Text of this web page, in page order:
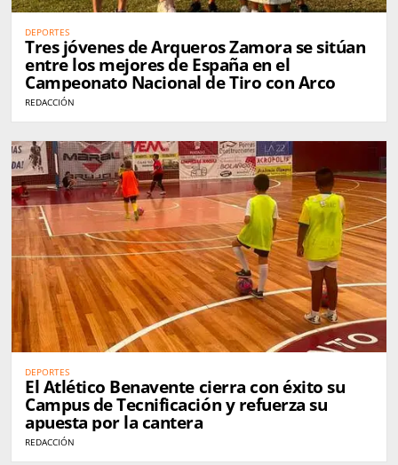
DEPORTES
Tres jóvenes de Arqueros Zamora se sitúan
entre los mejores de España en el
Campeonato Nacional de Tiro con Arco
REDACCIÓN
DEPORTES
El Atlético Benavente cierra con éxito su
Campus de Tecnificación y refuerza su
apuesta por la cantera
REDACCIÓN